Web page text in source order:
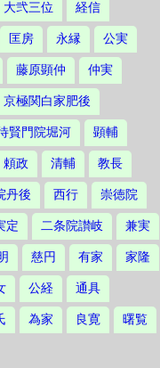
大弐三位 経信
匡房 永縁 公実
藤原顕仲 仲実
京極関白家肥後
賢門院堀河 顕輔
頼政 清輔 教長
丹後 西行 崇徳院
定 二条院讃岐 兼実
慈円 有家 家隆
公経 通具
為家 良寛 曙覧